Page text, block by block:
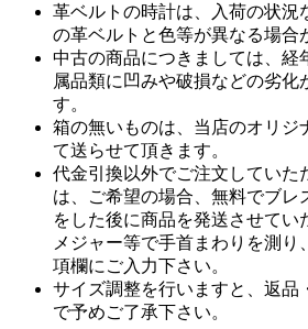
革ベルトの時計は、入荷の状況
の革ベルトと色等が異なる場合
中古の商品につきましては、経
属品類に凹みや破損などの劣化
す。
箱の無いものは、当店のオリジ
て送らせて頂きます。
代金引換以外でご注文していた
は、ご希望の場合、無料でブレ
をした後に商品を発送させてい
メジャー等で手首まわりを測
項欄にご入力下さい。
サイズ調整を行いますと、返品
で予めご了承下さい。